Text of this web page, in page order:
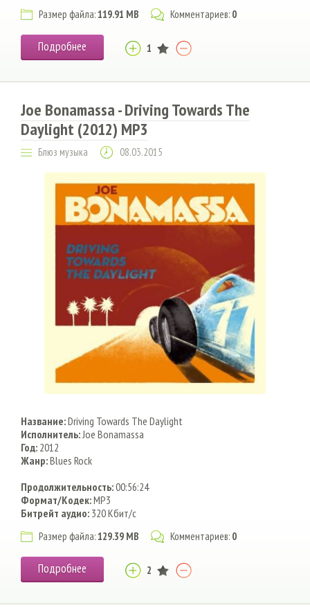
Размер файла:119.91 MB Комментариев: 0
Подробнее 1
Joe Bonamassa - Driving Towards The
Daylight (2012) MP3
Блюз музыка 08.03.2015
Название:Driving Towards The Daylight
Исполнитель: Joe Bonamassa
Год: 2012
Жанр:Blues Rock
Продолжительность:00:56:24
Формат/Кодек:MP3
Битрейт аудио: 320 Кбит/c
Размер файла:129.39 MB Комментариев: 0
Подробнее 2